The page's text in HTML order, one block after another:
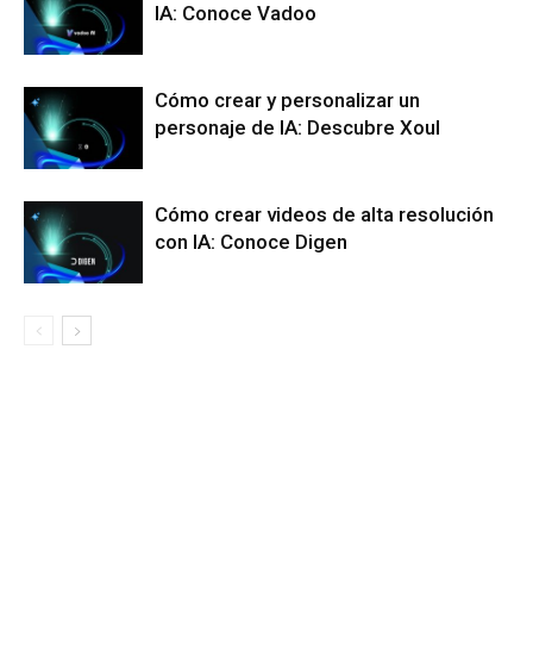
IA: Conoce Vadoo
Cómo crear y personalizar un
personaje de IA: Descubre Xoul
Cómo crear videos de alta resolución
con IA: Conoce Digen